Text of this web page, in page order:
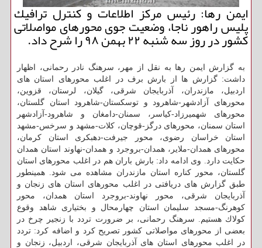
ایمن رها: رئیس مركز اطلاعات و كنترل ترافیك
پلیس راهور ناجا، وضعیت جوی محورهای مواصلاتی
كشور در روز سه شنبه ۲۲ بهمن ۹۸ را شرح داد.
به گزارش ایمن رها به نقل از مهر، سرهنگ نادر رحمانی، اظهار
داشت: گزارش ها از بارش برف در اغلب محورهای استان های
اردبیل، مازندران، آذربایجان شرقی، گیلان، لرستان، قزوین،
محورهای آزادشهر-شاهرود و توسكستان-شاهرود استان گلستان،
محورهای شهمیرزاد-كیاسر، سمنان-دامغان و شاهرود-آزادشهر
استان سمنان، محورهای درگز-قوچان، كلات-مشهد و سرخس-مشهد
استان خراسان رضوی، محور جیرفت-دهبكری استان كرمان،
محورهای همدان-ملایر، همدان-بروجرد و همدان-نهاوند استان همدان
حكایت دارد. وی ادامه داد: بارش باران هم در اغلب محورهای استان
گلستان، محور كناره استان مازندران مشاهده می شود. همینطور
طبق گزارش های دریافتی در اغلب محورهای استان های زنجان و
آذربایجان شرقی، محور نهاوند-بروجرد استان همدان، محور
كوهرنگ-مسجد سلیمان استان چهارمحال و بختیاری شاهد وقوع
كولاك هستیم. سرهنگ رحمانی، بر ضرورت تردد با زنجیر چرخ در
بعضی از محورهای مواصلاتی كشور تصریح كرد و اضافه كرد: تردد
در اغلب محورهای استان های آذربایجان شرقی، اردبیل، زنجان و